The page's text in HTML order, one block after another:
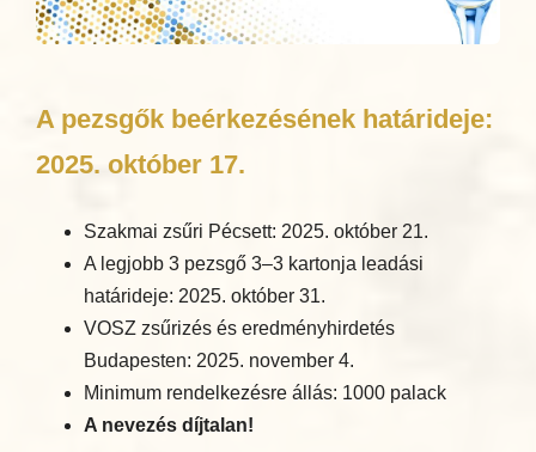
A pezsgők beérkezésének határideje:
2025. október 17.
Szakmai zsűri Pécsett: 2025. október 21.
A legjobb 3 pezsgő 3–3 kartonja leadási
határideje: 2025. október 31.
VOSZ zsűrizés és eredményhirdetés
Budapesten: 2025. november 4.
Minimum rendelkezésre állás: 1000 palack
A nevezés díjtalan!